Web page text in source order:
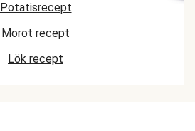
Potatisrecept
Morot recept
Lök recept